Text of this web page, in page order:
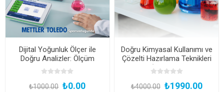
Dijital Yoğunluk Ölçer ile
Doğru Analizler: Ölçüm
Tekniği ve Uygulama Alanları
₺1000.00 ₺0.00
Doğru Kimyasal Kullanımı ve
Çözelti Hazırlama Teknikleri
Eğitimi (Kayıttan Hemen
İzle)
₺4000.00 ₺1990.00